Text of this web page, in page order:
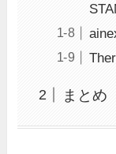
まとめ